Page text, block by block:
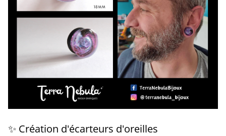
✨ Création d'écarteurs d'oreilles